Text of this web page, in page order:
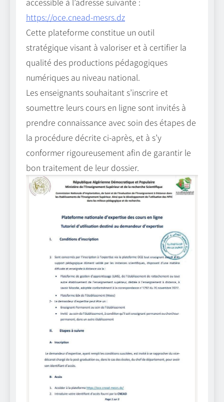
https://oce.cnead-mesrs.dz
Cette plateforme constitue un outil
stratégique visant à valoriser et à certifier la
qualité des productions pédagogiques
numériques au niveau national.
Les enseignants souhaitant s’inscrire et
soumettre leurs cours en ligne sont invités à
prendre connaissance avec soin des étapes de
la procédure décrite ci-après, et à s’y
conformer rigoureusement afin de garantir le
bon traitement de leur dossier.